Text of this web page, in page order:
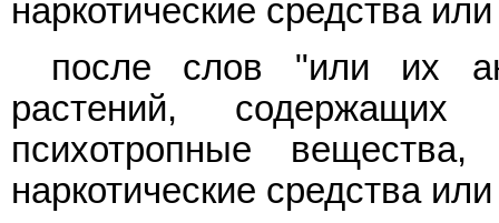
наркотические средства
после слов "или их
растений, содержащих
психотропные
наркотические средства